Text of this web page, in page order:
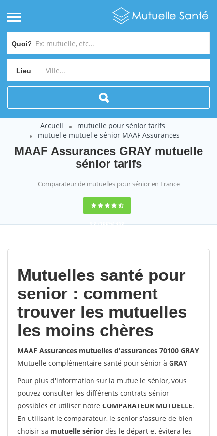
Quoi?
Lieu
Accueil
mutuelle pour sénior tarifs
mutuelle mutuelle sénior MAAF Assurances
MAAF Assurances GRAY mutuelle
sénior tarifs
Comparateur de mutuelles pour sénior en France
9,2(100%)452
Mutuelles santé pour
senior : comment
trouver les mutuelles
les moins chères
MAAF Assurances mutuelles d'assurances 70100 GRAY
Mutuelle complémentaire santé pour sénior à GRAY
Pour plus d'information sur la mutuelle sénior, vous
pouvez consulter les différents contrats sénior
possibles et utiliser notre COMPARATEUR MUTUELLE.
En utilisant le comparateur, le senior s'assure de bien
choisir sa mutuelle sénior dès le départ et évitera les